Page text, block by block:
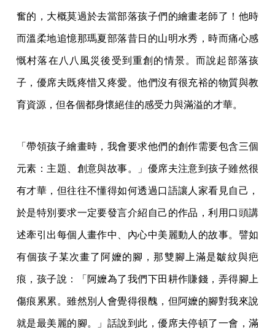
奮的，大概莫過於去當部落孩子們的繪畫老師了！他時
而溫柔地追憶那瑪夏部落昔日的山明水秀，時而痛心感
慨村落在八八風災後受到重創的情景。而說起部落孩
子，優席夫既疼惜又疼愛。他們沒有很充裕的物質與教
育資源，但各個都身懷絕佳的感受力與滿溢的才華。
「帶領孩子繪畫時，我會要求他們的創作需要包含三個
元素：主題、創意與故事。」優席夫注意到孩子雖然很
有才華，但往往不懂得如何透過口語讓人家看見自己，
於是特別要求一定要發言介紹自己的作品，利用口頭講
述牽引出每個人畫作中、內心中美麗動人的故事。譬如
有個孩子某次畫了阿嬤的腳，那雙腳上滿是皺紋與疤
痕，孩子說：「阿嬤為了我們下田耕作賺錢，弄得腳上
傷痕累累。雖然別人會覺得很醜，但阿嬤的腳對我來說
就是最美麗的腳。」話說到此，優席夫停頓了一會，滿